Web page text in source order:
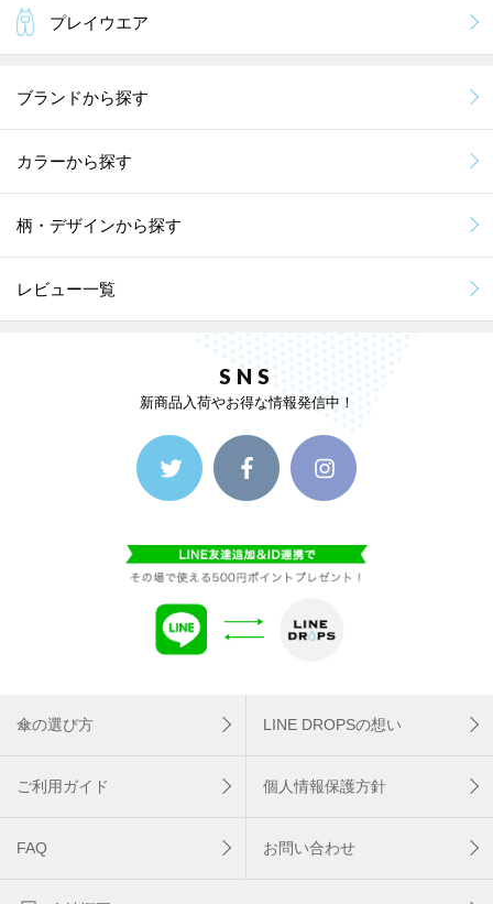
プレイウエア
ブランドから探す
カラーから探す
柄・デザインから探す
レビュー一覧
SNS
新商品入荷やお得な情報発信中！
傘の選び方 LINE DROPSの想い
ご利用ガイド 個人情報保護方針
FAQ お問い合わせ